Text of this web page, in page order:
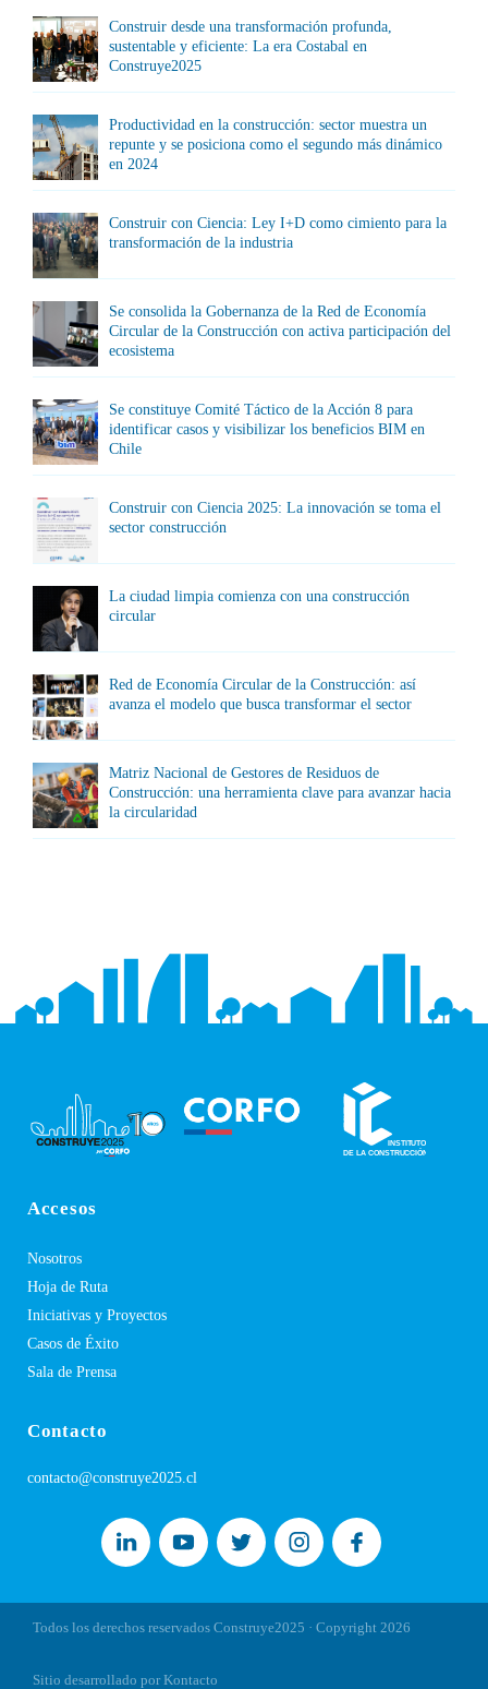
Construir desde una transformación profunda,
sustentable y eficiente: La era Costabal en
Construye2025
Productividad en la construcción: sector muestra un
repunte y se posiciona como el segundo más dinámico
en 2024
Construir con Ciencia: Ley I+D como cimiento para la
transformación de la industria
Se consolida la Gobernanza de la Red de Economía
Circular de la Construcción con activa participación del
ecosistema
Se constituye Comité Táctico de la Acción 8 para
identificar casos y visibilizar los beneficios BIM en
Chile
Construir con Ciencia 2025: La innovación se toma el
sector construcción
La ciudad limpia comienza con una construcción
circular
Red de Economía Circular de la Construcción: así
avanza el modelo que busca transformar el sector
Matriz Nacional de Gestores de Residuos de
Construcción: una herramienta clave para avanzar hacia
la circularidad
Accesos
Nosotros
Hoja de Ruta
Iniciativas y Proyectos
Casos de Éxito
Sala de Prensa
Contacto
contacto@construye2025.cl
Todos los derechos reservados Construye2025 · Copyright 2026
Sitio desarrollado por Kontacto